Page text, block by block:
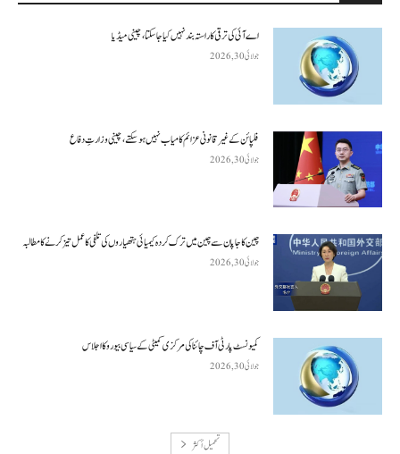
اے آئی کی ترقی کا راستہ بند نہیں کیا جا سکتا، چینی میڈیا
جولائی 30, 2026
فلپائن کے غیر قانونی عزائم کامیاب نہیں ہو سکتے ، چینی وزارتِ دفاع
جولائی 30, 2026
چین کا جاپان سے چین میں ترک کردہ کیمیائی ہتھیاروں کی تلفی کا عمل تیز کرنے کا مطالبہ
جولائی 30, 2026
کمیونسٹ پارٹی آف چائنا کی مرکزی کمیٹی کے سیاسی بیورو کا اجلاس
جولائی 30, 2026
تحميل أكثر